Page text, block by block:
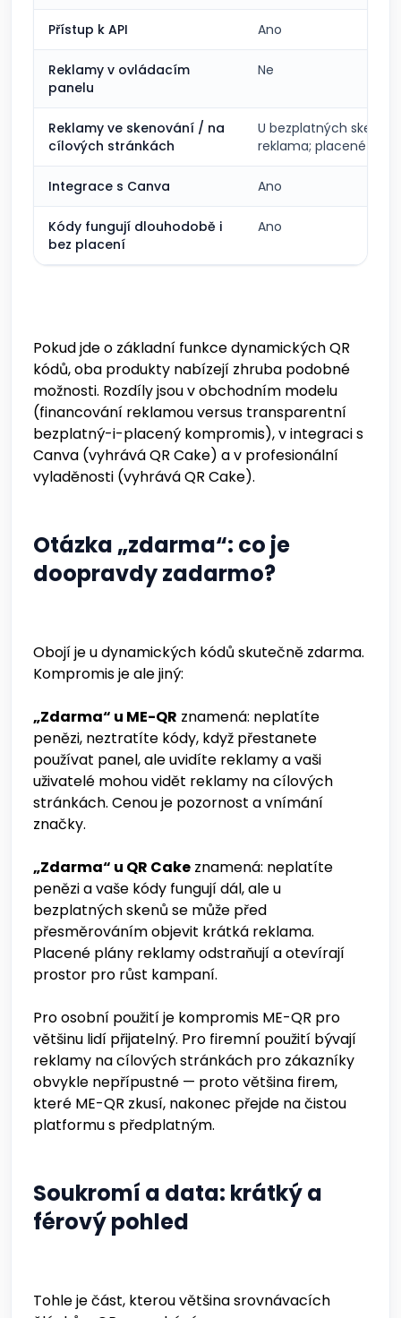
Přístup k API Ano
Reklamy v ovládacím
panelu
Ne
Reklamy ve skenování / na
cílových stránkách
U bezplatných skenů
reklama; placené
Integrace s Canva Ano
Kódy fungují dlouhodobě i
bez placení
Ano
Pokud jde o základní funkce dynamických QR
kódů, oba produkty nabízejí zhruba podobné
možnosti. Rozdíly jsou v obchodním modelu
(financování reklamou versus transparentní
bezplatný-i-placený kompromis), v integraci s
Canva (vyhrává QR Cake) a v profesionální
vyladěnosti (vyhrává QR Cake).
Otázka „zdarma“: co je
doopravdy zadarmo?
Obojí je u dynamických kódů skutečně zdarma.
Kompromis je ale jiný:
„Zdarma“ u ME-QR znamená: neplatíte
penězi, neztratíte kódy, když přestanete
používat panel, ale uvidíte reklamy a vaši
uživatelé mohou vidět reklamy na cílových
stránkách. Cenou je pozornost a vnímání
značky.
„Zdarma“ u QR Cake znamená: neplatíte
penězi a vaše kódy fungují dál, ale u
bezplatných skenů se může před
přesměrováním objevit krátká reklama.
Placené plány reklamy odstraňují a otevírají
prostor pro růst kampaní.
Pro osobní použití je kompromis ME-QR pro
většinu lidí přijatelný. Pro firemní použití bývají
reklamy na cílových stránkách pro zákazníky
obvykle nepřípustné — proto většina firem,
které ME-QR zkusí, nakonec přejde na čistou
platformu s předplatným.
Soukromí a data: krátký a
férový pohled
Tohle je část, kterou většina srovnávacích